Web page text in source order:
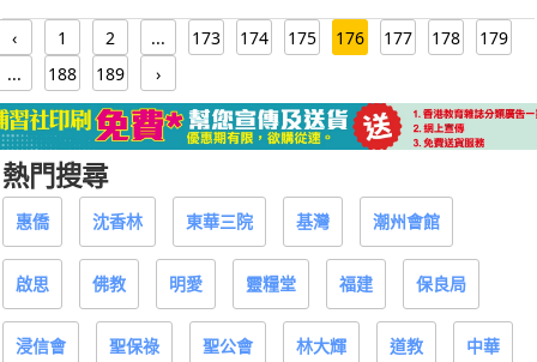
‹ 1 2 ... 173 174 175 176 177 178
179
...
188 189 ›
熱門搜尋
惠僑 沈香林 東華三院 基灣 潮州會館
啟思 佛教 明愛 靈糧堂 福建 保良局
浸信會 聖保祿 聖公會 林大輝 道教 中華